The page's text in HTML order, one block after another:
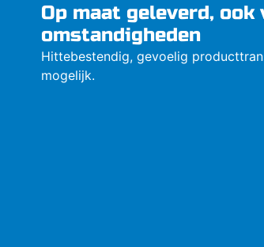
Op maat geleverd,
omstandigheden
Hittebestendig, gevoelig
mogelijk.